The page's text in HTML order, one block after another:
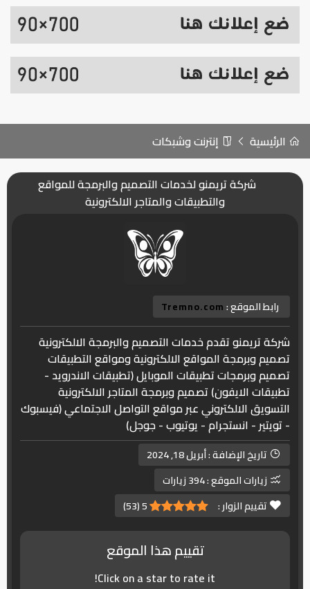
الرئيسية إنترنت وشبكات
شركة تريمنو لخدمات التصميم والبرمجة للمواقع
والتطبيقات والمتاجر الالكترونية
رابط الموقع :Tremno.com
شركة تريمنو تقدم خدمات التصميم والبرمجة الالكترونية
تصميم وبرمجة المواقع الالكترونية ومواقع التطبيقات
تصميم وبرمجات تطبيقات الموبايل (تطبيقات الاندرويد -
تطبيقات الايفون) تصميم وبرمجة المتاجر الالكترونية
التسويق الالكتروني عبر مواقع التواصل الاجتماعي (فيسبوك
- تويتير - انستجرام - يوتيوب - جوجل)
تاريخ الإضافة :أبريل 18, 2024
زيارات الموقع :394 زيارات
تقييم الزوار :
5
(
53
)
تقييم هذا الموقع
Click on a star to rate it!